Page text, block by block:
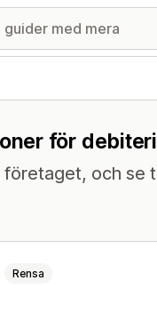
för
företaget, och se
Rensa